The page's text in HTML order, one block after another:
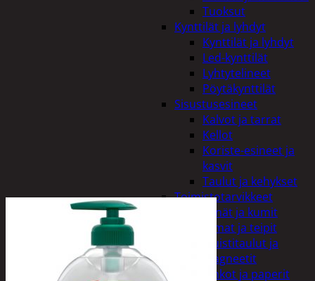
Tuoksut
Kynttilät ja lyhdyt
Kynttilät ja lyhdyt
Led-kynttilät
Lyhtytelineet
Pöytäkynttilät
Sisustusesineet
Kalvot ja tarrat
Kellot
Koriste-esineet ja
kasvit
Taulut ja kehykset
Toimistotarvikkeet
Kynät ja kumit
Liimat ja teipit
Muistitaulut ja
magneetit
Vihkot ja paperit